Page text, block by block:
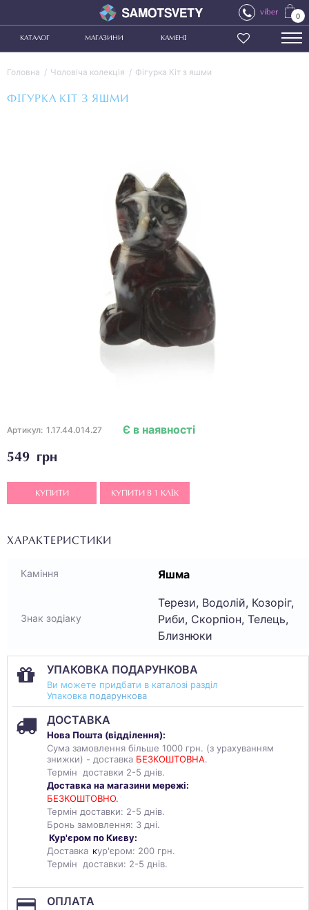
viber 0
КАТАЛОГ МАГАЗИНИ КАМЕНІ
Головна Чоловіча колекція Фігурка Кіт з яшми
ФІГУРКА КІТ З ЯШМИ
Артикул: 1.17.44.014.27
549 грн
Є в наявності
КУПИТИ КУПИТИ В 1 КЛІК
ХАРАКТЕРИСТИКИ
Каміння Яшма
Знак зодіаку
Терези, Водолій, Козоріг,
Риби, Скорпіон, Телець,
Близнюки
УПАКОВКА ПОДАРУНКОВА
Ви можете придбати в каталозі разділ
Упаковка подарункова
ДОСТАВКА
Нова Пошта (відділення):
Сума замовлення більше 1000 грн. (з урахуванням
знижки) - доставка БЕЗКОШТОВНА.
Термін доставки 2-5 днів.
Доставка на магазини мережі:
БЕЗКОШТОВНО.
Термін доставки: 2-5 днів.
Бронь замовлення: 3 дні.
Кур'єром по Києву:
Доставка кур'єром: 200 грн.
Термін доставки: 2-5 днів.
ОПЛАТА